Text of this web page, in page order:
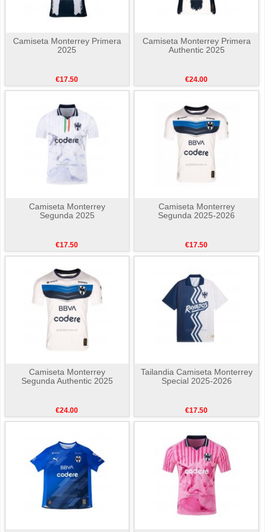
Camiseta Monterrey Primera
2025
€17.50
Camiseta Monterrey Primera
Authentic 2025
€24.00
Camiseta Monterrey
Segunda 2025
€17.50
Camiseta Monterrey
Segunda 2025-2026
€17.50
Camiseta Monterrey
Segunda Authentic 2025
€24.00
Tailandia Camiseta Monterrey
Special 2025-2026
€17.50